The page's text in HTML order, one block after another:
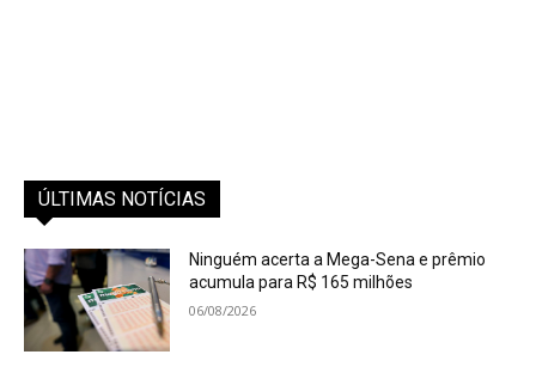
ÚLTIMAS NOTÍCIAS
Ninguém acerta a Mega-Sena e prêmio
acumula para R$ 165 milhões
06/08/2026